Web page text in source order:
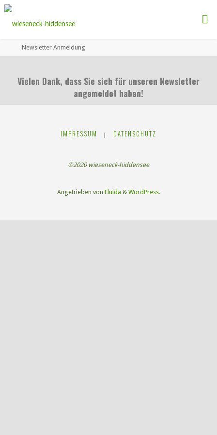
Newsletter Anmeldung
Vielen Dank, dass Sie sich für unseren Newsletter
angemeldet haben!
IMPRESSUM | DATENSCHUTZ
©2020 wieseneck-hiddensee
Angetrieben von Fluida & WordPress.